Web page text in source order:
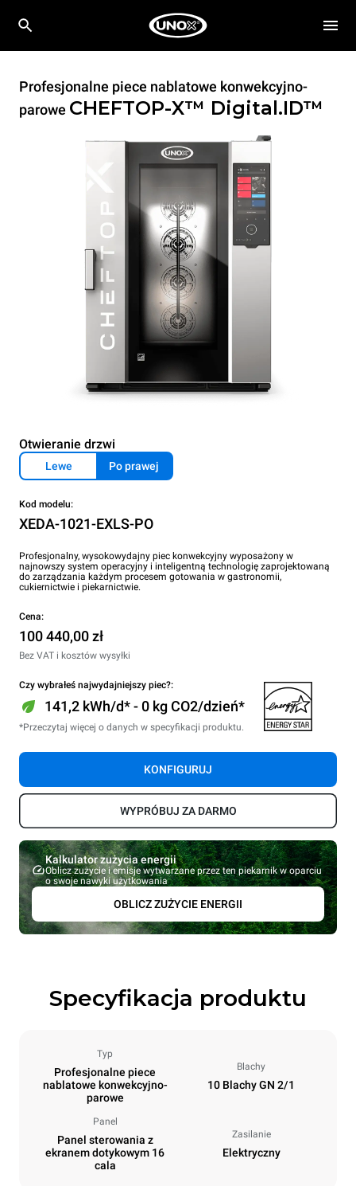
Profesjonalne piece nablatowe konwekcyjno-
parowe CHEFTOP-X™ Digital.ID™
Otwieranie drzwi
Lewe Po prawej
Kod modelu:
XEDA-1021-EXLS-PO
Profesjonalny, wysokowydajny piec konwekcyjny wyposażony w
najnowszy system operacyjny i inteligentną technologię zaprojektowaną
do zarządzania każdym procesem gotowania w gastronomii,
cukiernictwie i piekarnictwie.
Cena:
100 440,00 zł
Bez VAT i kosztów wysyłki
Czy wybrałeś najwydajniejszy piec?:
141,2 kWh/d* - 0 kg CO2/dzień*
*Przeczytaj więcej o danych w specyfikacji produktu.
KONFIGURUJ
WYPRÓBUJ ZA DARMO
Kalkulator zużycia energii
Oblicz zużycie i emisje wytwarzane przez ten piekarnik w oparciu
o swoje nawyki użytkowania
OBLICZ ZUŻYCIE ENERGII
Specyfikacja produktu
Typ
Profesjonalne piece
nablatowe konwekcyjno-
parowe
Blachy
10 Blachy GN 2/1
Panel
Panel sterowania z
ekranem dotykowym 16
cala
Zasilanie
Elektryczny